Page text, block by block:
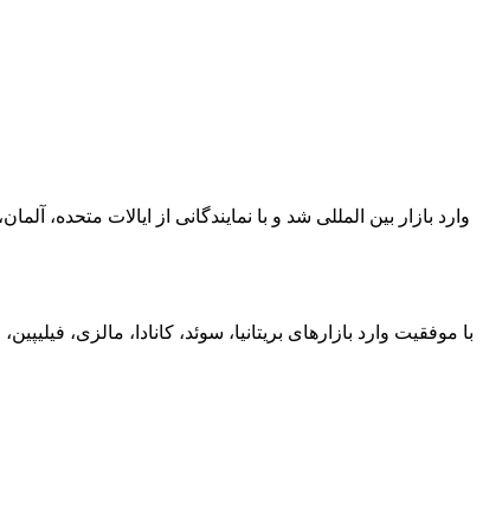
با موفقیت وارد بازارهای بریتانیا، سوئد، کانادا، مالزی،